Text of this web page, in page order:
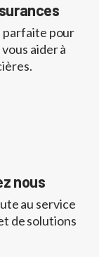
parfaite pour
aider à
nous
au service
de solutions